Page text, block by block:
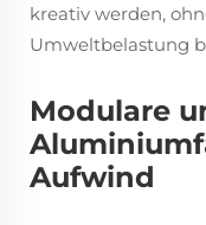
kreativ werden,
Umweltbelastung
Modulare
Aufwind